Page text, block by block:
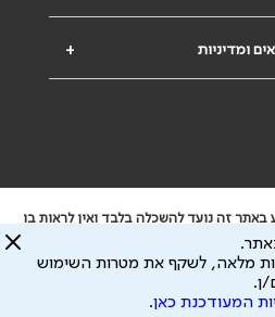
+ ומדיניות
זה נועד להשכלה בלבד ואין לראות בו
לתוכן המתפרסם באתר זה ולכל נזק
להיגרם.
אישי לצורך מתן השרות וכי חלק ממנו עשוי
בכפוף למדיניות הפרטיות
מלאה, לשקף את מטרות השימוש
ן.
המעודכנת כאן.